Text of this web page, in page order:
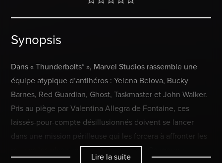
Synopsis
Dans « Thunderbolts* », Marvel Studios rassemble une
équipe atypique d’antihéros : Yelena Belova, Bucky
Barnes, Red Guardian, Ghost, Taskmaster et John Walker.
Pris au piège par Valentina Allegra de Fontaine, ces
laissés-pour-compte désillusionnés doivent se lancer
dans une mission périlleuse qui les forcera à affronter les
recoins les plus sombres de leur passé. Ce groupe
Lire la suite